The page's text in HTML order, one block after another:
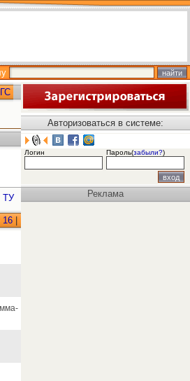
ТУ
16
Авторизоваться в системе:
Логин Пароль(забыли?)
Реклама